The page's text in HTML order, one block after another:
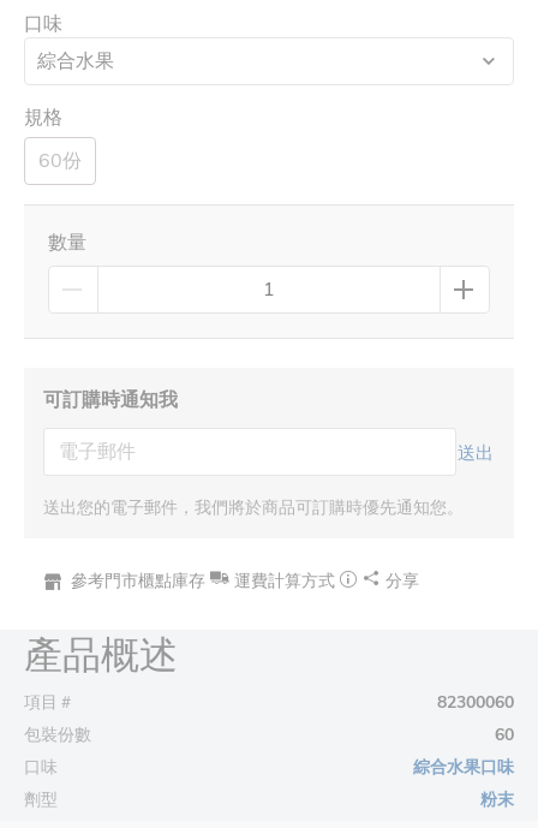
口味
綜合水果
規格
60份
數量
可訂購時通知我
送出
送出您的電子郵件，我們將於商品可訂購時優先通知您。
參考門市櫃點庫存 運費計算方式 分享
產品概述
項目＃
82300060
包裝份數
60
口味
綜合水果口味
劑型
粉末